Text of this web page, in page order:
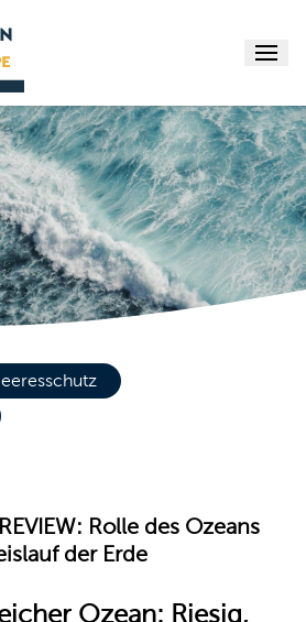
Rolle des Ozeans
der Erde
Ozean: Riesig,